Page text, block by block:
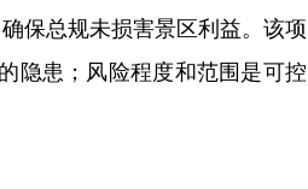
保总规未损害景区利益。该项
隐患；风险程度和范围是可控